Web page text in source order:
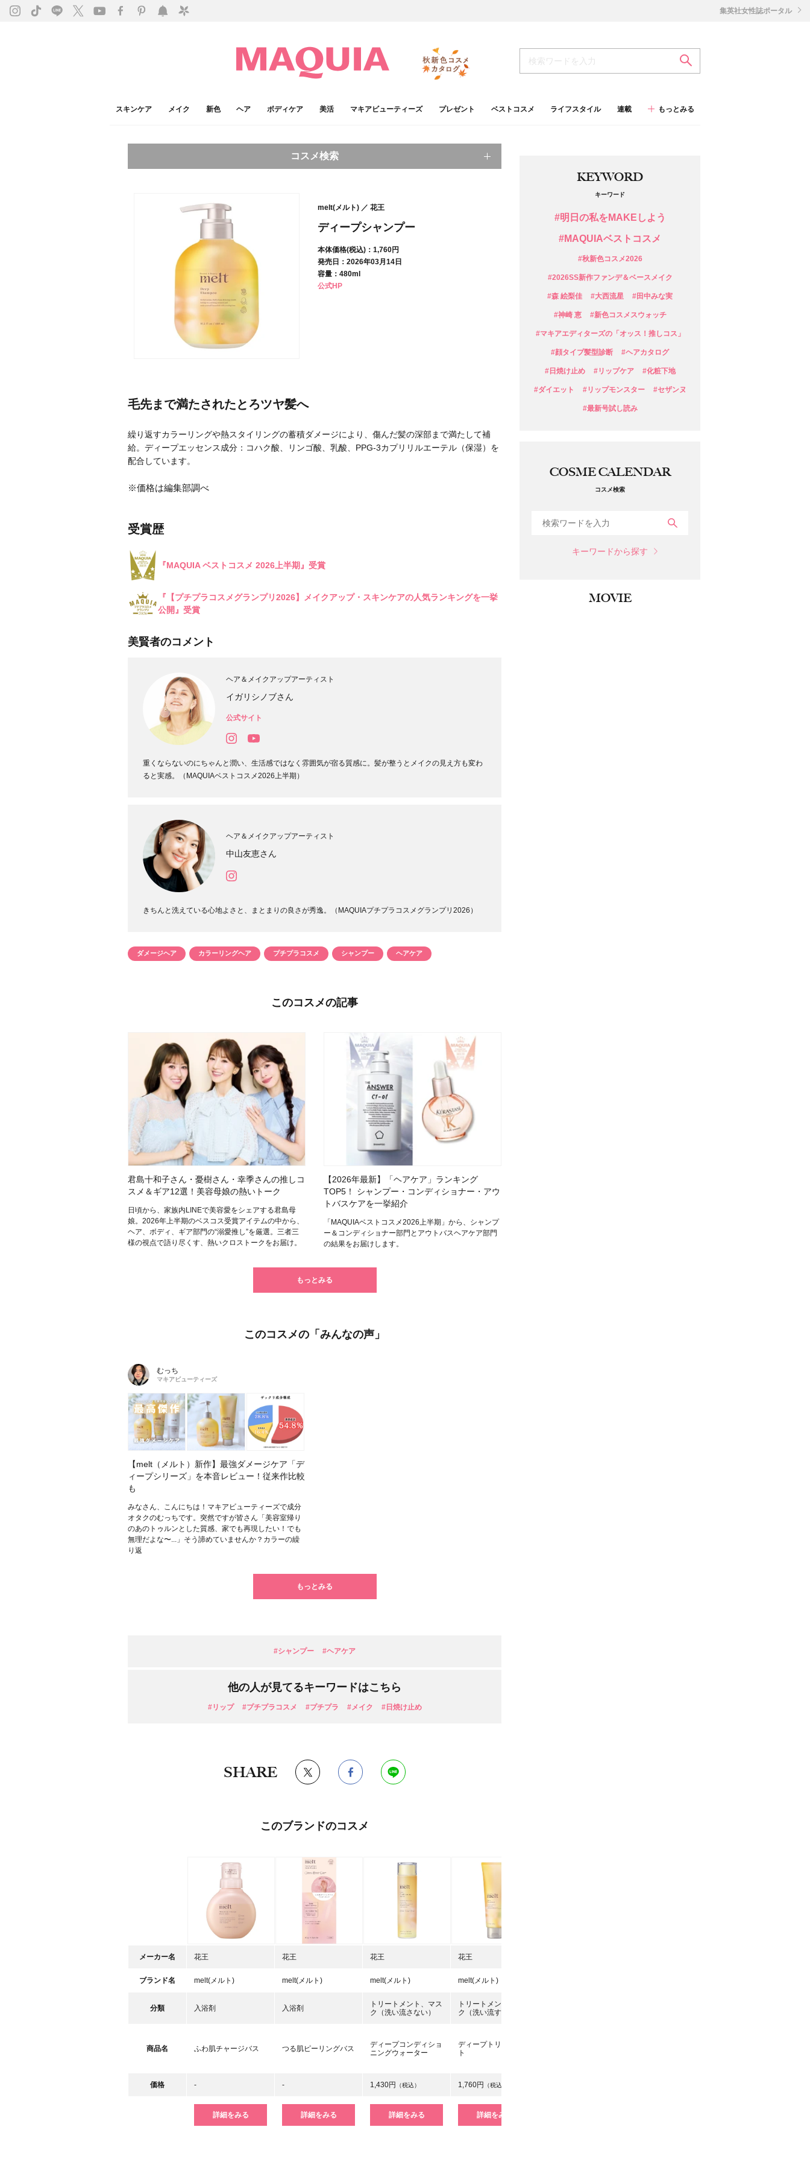
スキンケア メイク 新色 ヘア ボディケア 美活 マキアビューティーズ プレゼント ベストコスメ ライフスタイル 連載 もっとみる
集英社女性誌ポータル
コスメ検索
検索
今注目のキーワード： 乾燥肌 ベースメイク アイシャドウ プチプラコスメ
メーカー
ジャンル
肌質
悩みなど
発売日
melt(メルト) 花王
ディープシャンプー
本体価格(税込)：1,760円
発売日：2026年03月14日
容量：480ml
公式HP
毛先まで満たされたとろツヤ髪へ
繰り返すカラーリングや熱スタイリングの蓄積ダメージにより、傷んだ髪の深部まで満たして補
給。ディープエッセンス成分：コハク酸、リンゴ酸、乳酸、PPG-3カプリリルエーテル（保湿）を
配合しています。
※価格は編集部調べ
受賞歴
『MAQUIA ベストコスメ 2026上半期』受賞
『【プチプラコスメグランプリ2026】メイクアップ・スキンケアの人気ランキングを一挙
公開』受賞
美賢者のコメント
ヘア＆メイクアップアーティスト
イガリシノブさん
公式サイト
重くならないのにちゃんと潤い、生活感ではなく雰囲気が宿る質感に。髪が整うとメイクの見え方も変わ
ると実感。（MAQUIAベストコスメ2026上半期）
ヘア＆メイクアップアーティスト
中山友恵さん
きちんと洗えている心地よさと、まとまりの良さが秀逸。（MAQUIAプチプラコスメグランプリ2026）
ダメージヘア カラーリングヘア プチプラコスメ シャンプー ヘアケア
このコスメの記事
君島十和子さん・憂樹さん・幸季さんの推しコ
スメ＆ギア12選！美容母娘の熱いトーク
日頃から、家族内LINEで美容愛をシェアする君島母
娘。2026年上半期のベスコス受賞アイテムの中から、
ヘア、ボディ、ギア部門の“溺愛推し”を厳選。三者三
様の視点で語り尽くす、熱いクロストークをお届け。
【2026年最新】「ヘアケア」ランキング
TOP5！ シャンプー・コンディショナー・アウ
トバスケアを一挙紹介
「MAQUIAベストコスメ2026上半期」から、シャンプ
ー＆コンディショナー部門とアウトバスヘアケア部門
の結果をお届けします。
もっとみる
このコスメの「みんなの声」
むっち
マキアビューティーズ
【melt（メルト）新作】最強ダメージケア「デ
ィープシリーズ」を本音レビュー！従来作比較
も
みなさん、こんにちは！マキアビューティーズで成分
オタクのむっちです。突然ですが皆さん「美容室帰り
のあのトゥルンとした質感、家でも再現したい！でも
無理だよな〜...」そう諦めていませんか？カラーの繰
り返
もっとみる
#シャンプー #ヘアケア
他の人が見てるキーワードはこちら
#リップ #プチプラコスメ #プチプラ #メイク #日焼け止め
SHARE
このブランドのコスメ
メーカー名 花王 花王 花王 花王
ブランド名 melt(メルト) melt(メルト) melt(メルト) melt(メルト)
分類 入浴剤 入浴剤
トリートメント、マス
ク（洗い流さない）
トリートメント、マス
ク（洗い流す）
商品名 ふわ肌チャージバス つる肌ピーリングバス
ディープコンディショ
ニングウォーター
ディープトリートメン
ト
価格 - - 1,430円 （税込） 1,760円 （税込）
詳細をみる 詳細をみる 詳細をみる 詳細をみる
KEYWORD
キーワード
#明日の私をMAKEしよう
#MAQUIAベストコスメ
#秋新色コスメ2026
#2026SS新作ファンデ＆ベースメイク
#森 絵梨佳 #大西流星 #田中みな実
#神崎 恵 #新色コスメスウォッチ
#マキアエディターズの「オッス！推しコス」
#顔タイプ髪型診断 #ヘアカタログ
#日焼け止め #リップケア #化粧下地
#ダイエット #リップモンスター #セザンヌ
#最新号試し読み
COSME CALENDAR
コスメ検索
キーワードから探す
MOVIE